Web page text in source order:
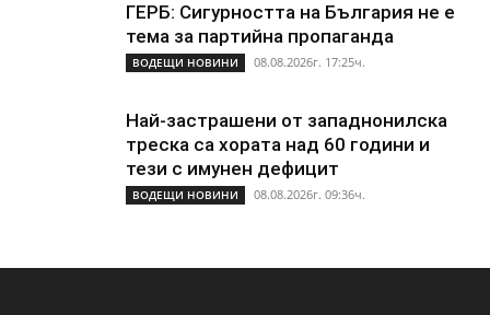
ГЕРБ: Сигурността на България не е
тема за партийна пропаганда
ВОДЕЩИ НОВИНИ 08.08.2026г. 17:25ч.
Най-застрашени от западнонилска
треска са хората над 60 години и
тези с имунен дефицит
ВОДЕЩИ НОВИНИ 08.08.2026г. 09:36ч.